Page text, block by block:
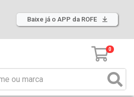
Baixe já o APP da ROFE
0